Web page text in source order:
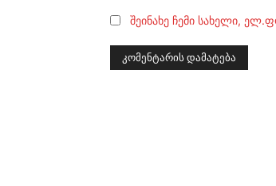
შეინახე ჩემი სახელი,